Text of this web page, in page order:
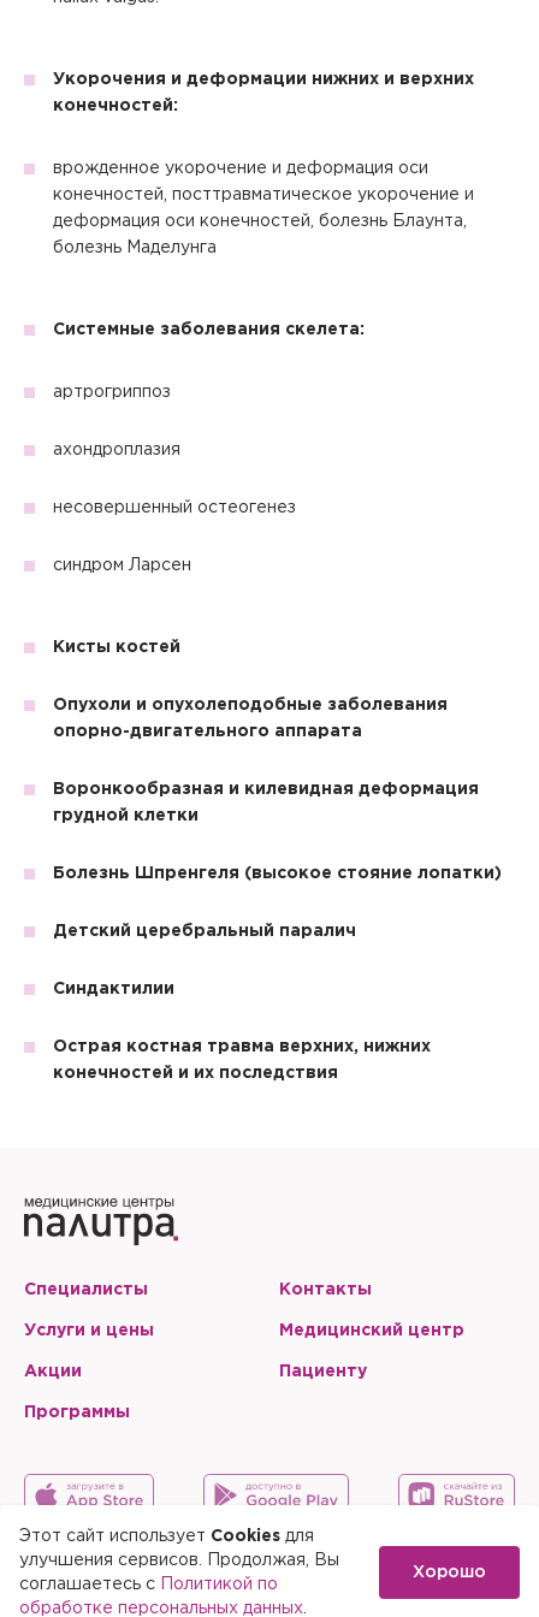
Укорочения и деформации нижних и верхних
конечностей:
врожденное укорочение и деформация оси
конечностей, посттравматическое укорочение и
деформация оси конечностей, болезнь Блаунта,
болезнь Маделунга
Системные заболевания скелета:
артрогриппоз
ахондроплазия
несовершенный остеогенез
синдром Ларсен
Кисты костей
Опухоли и опухолеподобные заболевания
опорно-двигательного аппарата
Воронкообразная и килевидная деформация
грудной клетки
Болезнь Шпренгеля (высокое стояние лопатки)
Детский церебральный паралич
Синдактилии
Острая костная травма верхних, нижних
конечностей и их последствия
Этот сайт использует Cookies для
улучшения сервисов. Продолжая, Вы
соглашаетесь с
Политикой по
обработке персональных данных
Хорошо
Специалисты
Услуги и цены
Акции
Программы
Контакты
Медицинский центр
Пациенту
Скачать мобильное приложение